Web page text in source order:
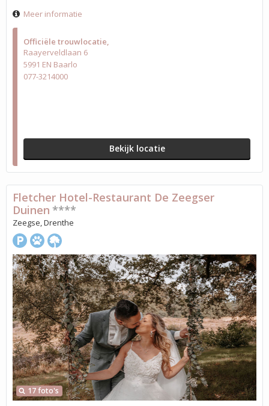
Officiële trouwlocatie
Raayerveldlaan 6
5991 EN Baarlo
077-3214000
Bekijk locatie
Meer informatie
17 foto's
Fletcher Hotel-Restaurant De Zeegser
Duinen ****
Zeegse, Drenthe